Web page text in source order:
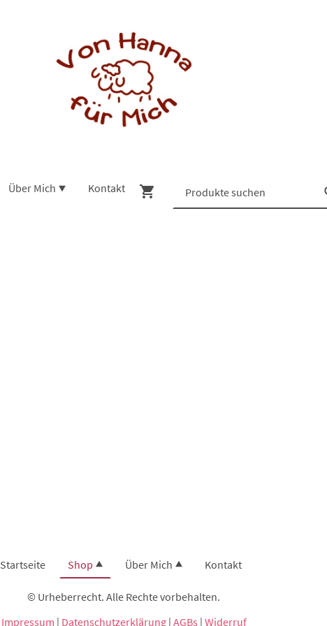
Über Mich Kontakt
Startseite Shop Über Mich Kontakt
© Urheberrecht. Alle Rechte vorbehalten.
Impressum | Datenschutzerklärung| AGBs | Widerruf